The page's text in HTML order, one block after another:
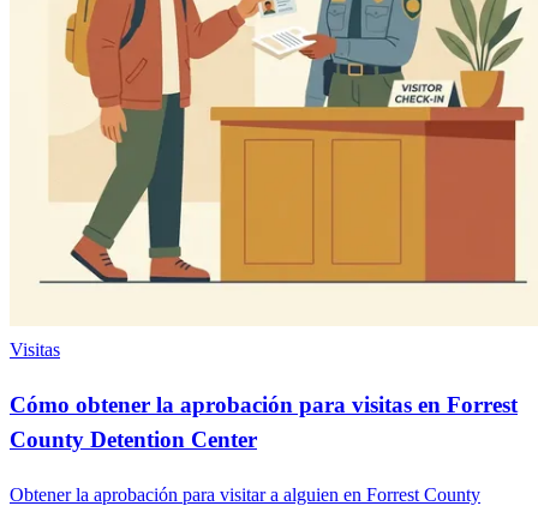
Visitas
Cómo obtener la aprobación para visitas en Forrest
County Detention Center
Obtener la aprobación para visitar a alguien en Forrest County